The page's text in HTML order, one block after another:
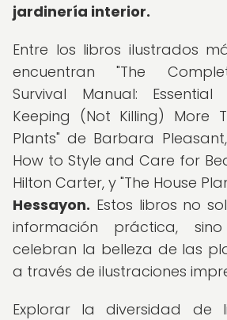
jardinería interior.
Entre los libros ilustrados
encuentran "The
Survival Manual:
Keeping (Not Killing) More
Plants" de Barbara
How to Style and Care for
Hilton Carter, y "The House
Hessayon. Estos libros no
información práctica,
celebran la belleza de las
a través de ilustraciones
Explorar la diversidad de